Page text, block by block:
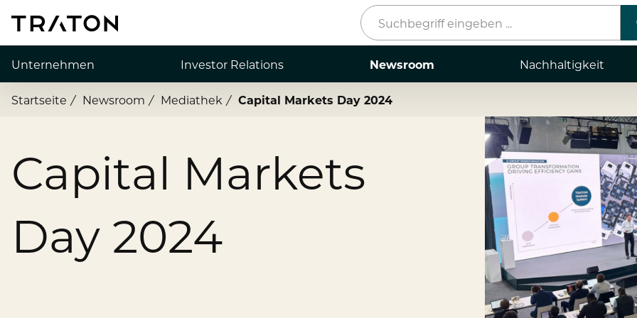
Unternehmen
Über uns
Vorstand
Aufsichtsrat
Marken und Services
Anfahrt
Investor Relations
Aktie
Publikationen
Finanznachrichten
Fremdkapital & Rating
Corporate Governance
Newsroom
Pressemeldungen
Nachhaltigkeit
Startseite Newsroom Mediathek Capital Markets Day 2024
Capital Markets
Day 2024